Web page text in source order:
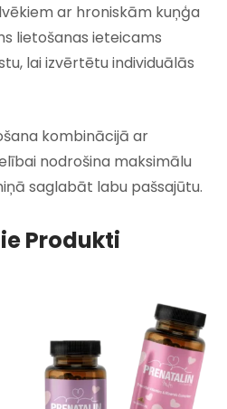
ar hroniskām kuņģa
lietošanas ieteicams
lai izvērtētu individuālās
kombinācijā ar
nodrošina maksimālu
saglabāt labu pašsajūtu.
Produkti